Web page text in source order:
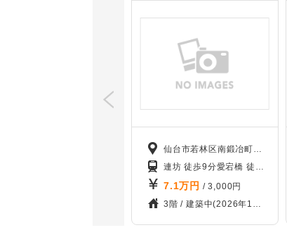
仙台市若林区南鍛冶町100-1
連坊 徒歩9分愛宕橋 徒歩10分
7.1万円 / 3,000円
3階 / 建築中(2026年10月)